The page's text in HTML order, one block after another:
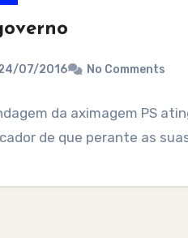
07/2016 No Comments
da aximagem PS
de que perante as